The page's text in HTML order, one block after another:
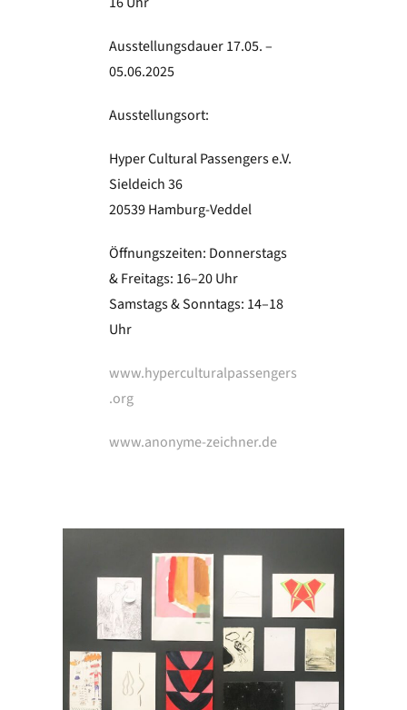
Ausstellungsdauer 17.05. –
05.06.2025
Ausstellungsort:
Hyper Cultural Passengers e.V.
Sieldeich 36
20539 Hamburg-Veddel
Öffnungszeiten: Donnerstags
& Freitags: 16–20 Uhr
Samstags & Sonntags: 14–18
Uhr
www.hyperculturalpassengers
.org
www.anonyme-zeichner.de